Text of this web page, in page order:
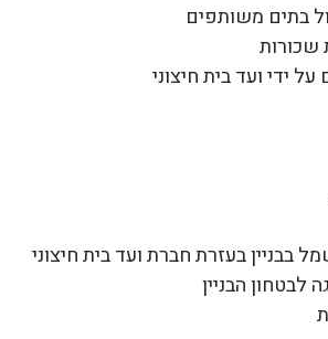
בתים משותפים
שכורות
על ידי ועד בית חיצוני
בבניין בעזרת חברת ועד בית חיצוני
לבטחון הבניין